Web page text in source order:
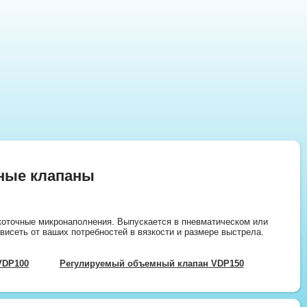
клапаны
микронаполнения. Выпускается в пневматическом или
от ваших потребностей в вязкости и размере выстрела.
Регулируемый объемный клапан VDP150